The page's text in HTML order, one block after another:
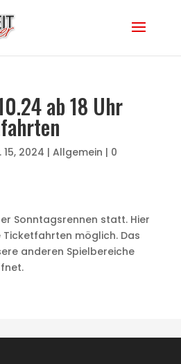
ab 18 Uhr
15, 2024 | Allgemein | 0
Sonntagsrennen statt. Hier
Ticketfahrten möglich. Das
anderen Spielbereiche